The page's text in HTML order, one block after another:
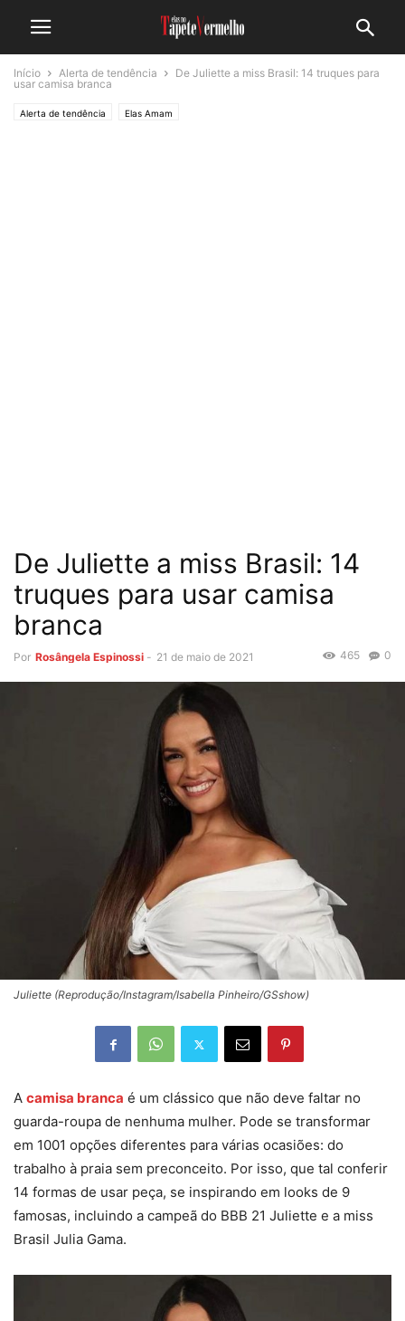
Início Alerta de tendência
De Juliette a miss Brasil: 14 truques para
usar camisa branca
Alerta de tendência Elas Amam
De Juliette a miss Brasil: 14
truques para usar camisa
branca
Por Rosângela Espinossi - 21 de maio de 2021 0
465
Juliette (Reprodução/Instagram/Isabella Pinheiro/GSshow)
A camisa branca é um clássico que não deve faltar no
guarda-roupa de nenhuma mulher. Pode se transformar
em 1001 opções diferentes para várias ocasiões: do
trabalho à praia sem preconceito. Por isso, que tal conferir
14 formas de usar peça, se inspirando em looks de 9
famosas, incluindo a campeã do BBB 21 Juliette e a miss
Brasil Julia Gama.